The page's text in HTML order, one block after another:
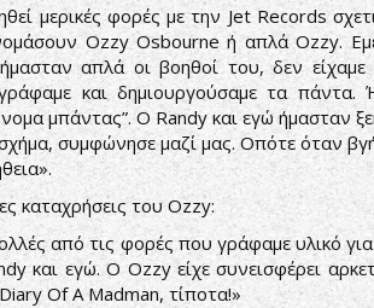
μερικές φορές με την Jet Records
Ozzy Osbourne ή απλά Ozzy.
απλά οι βοηθοί του, δεν
και δημιουργούσαμε τα πάντα.
μπάντας”. Ο Randy και εγώ ήμασταν
συμφώνησε μαζί μας. Οπότε όταν
καταχρήσεις του Ozzy:
από τις φορές που γράφαμε υλικό
και εγώ. Ο Ozzy είχε συνεισφέρει
Of A Madman, τίποτα!»